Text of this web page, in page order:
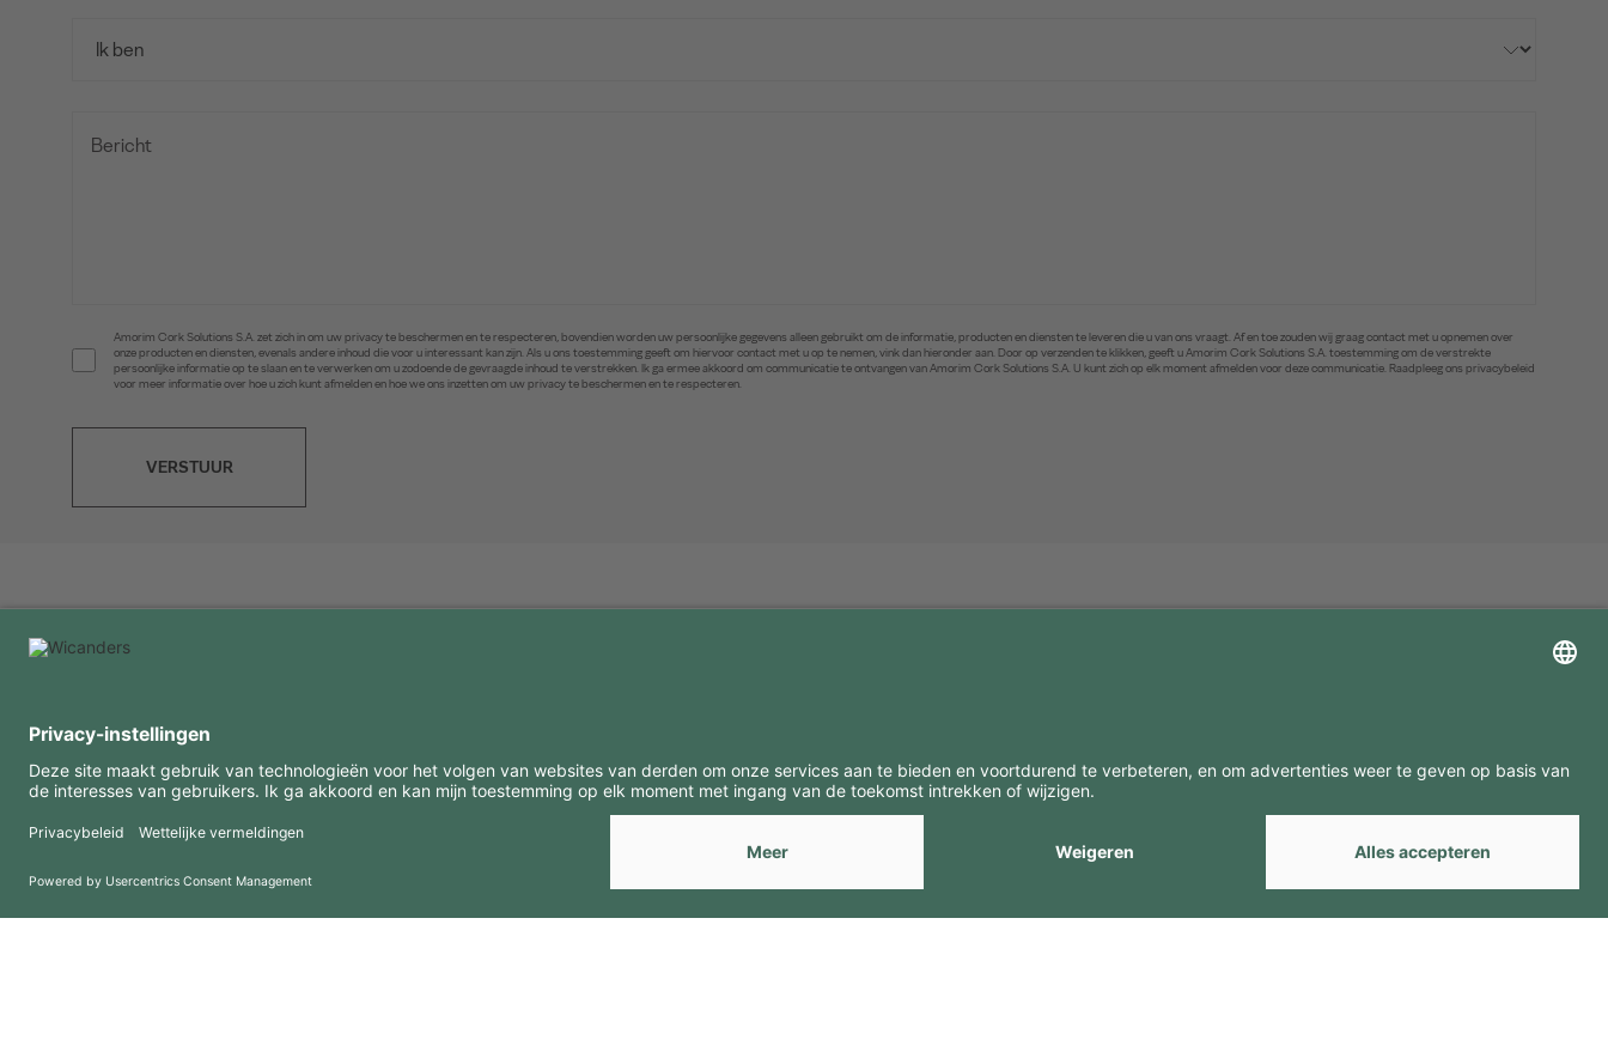
Amorim Cork Solutions S.A. zet zich in om uw privacy te beschermen en te respecteren, bovendien worden uw persoonlijke gegevens alleen gebruikt om de informatie, producten en diensten te leveren die u van ons vraagt. Af en toe zouden wij graag contact met u opnemen over
onze producten en diensten, evenals andere inhoud die voor u interessant kan zijn. Als u ons toestemming geeft om hiervoor contact met u op te nemen, vink dan hieronder aan. Door op verzenden te klikken, geeft u Amorim Cork Solutions S.A. toestemming om de verstrekte
persoonlijke informatie op te slaan en te verwerken om u zodoende de gevraagde inhoud te verstrekken. Ik ga ermee akkoord om communicatie te ontvangen van Amorim Cork Solutions S.A. U kunt zich op elk moment afmelden voor deze communicatie. Raadpleeg ons privacybeleid
voor meer informatie over hoe u zich kunt afmelden en hoe we ons inzetten om uw privacy te beschermen en te respecteren.
VERSTUUR
FAQ
Gebruiksvoorwaarden
Privacybeleid
Downloads
Copyright 2026 © Amorim Cork Solutions. All rights reserved. byWebcomum